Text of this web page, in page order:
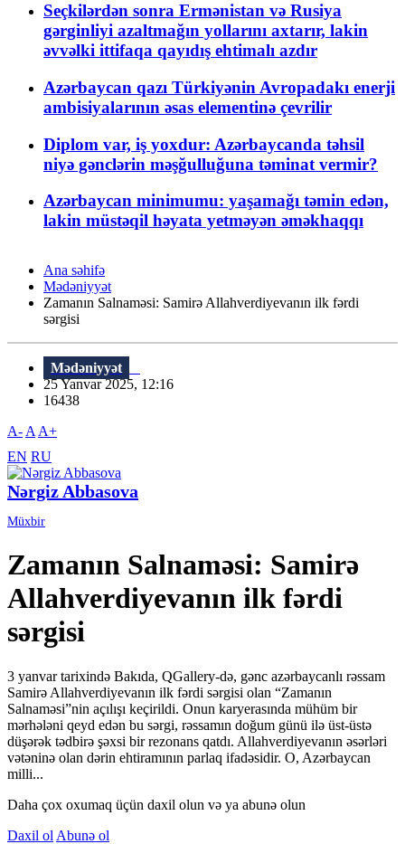
Seçkilərdən sonra Ermənistan və Rusiya
gərginliyi azaltmağın yollarını axtarır, lakin
əvvəlki ittifaqa qayıdış ehtimalı azdır
Azərbaycan qazı Türkiyənin Avropadakı enerji
ambisiyalarının əsas elementinə çevrilir
Diplom var, iş yoxdur: Azərbaycanda təhsil
niyə gənclərin məşğulluğuna təminat vermir?
Azərbaycan minimumu: yaşamağı təmin edən,
lakin müstəqil həyata yetməyən əməkhaqqı
Ana səhifə
Mədəniyyət
Zamanın Salnaməsi: Samirə Allahverdiyevanın ilk fərdi
sərgisi
Mədəniyyət
25 Yanvar 2025, 12:16
16438
A- A A+
EN RU
Nərgiz Abbasova
Müxbir
Zamanın Salnaməsi: Samirə
Allahverdiyevanın ilk fərdi
sərgisi
3 yanvar tarixində Bakıda, QGallery-də, gənc azərbaycanlı rəssam
Samirə Allahverdiyevanın ilk fərdi sərgisi olan “Zamanın
Salnaməsi”nin açılışı keçirildi. Onun karyerasında mühüm bir
mərhələni qeyd edən bu sərgi, rəssamın doğum günü ilə üst-üstə
düşərək tədbirə şəxsi bir rezonans qatdı. Allahverdiyevanın əsərləri
vətəninə olan dərin ehtiramının parlaq ifadəsidir. O, Azərbaycan
milli...
Daha çox oxumaq üçün daxil olun və ya abunə olun
Daxil ol Abunə ol